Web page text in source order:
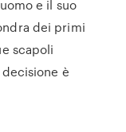
e il suo
dei primi
scapoli
è